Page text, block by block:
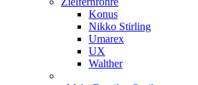
Konus
Nikko Stirling
Umarex
UX
Walther